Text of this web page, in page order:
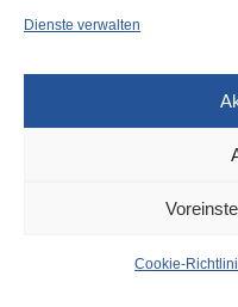
Dienste verwalten
Cookie-